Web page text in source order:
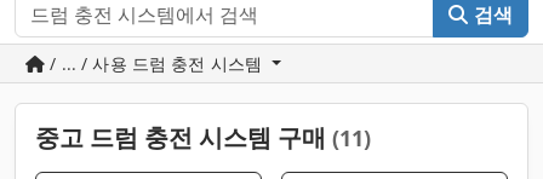
검색
/ ... / 사용 드럼 충전 시스템
중고 드럼 충전 시스템 구매 (11)